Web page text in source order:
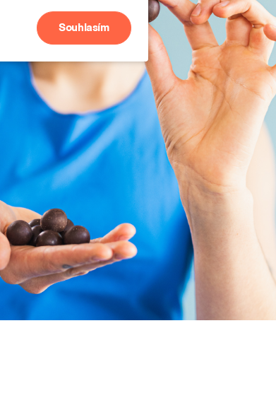
Souhlasím